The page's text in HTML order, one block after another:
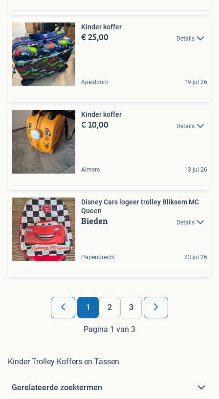
Kinder koffer
€ 25,00 Details
Apeldoorn 19 jul 26
Kinder koffer
€ 10,00 Details
Almere 13 jul 26
Disney Cars logeer trolley Bliksem MC
Queen
Bieden Details
Papendrecht 23 jul 26
1 2 3
Pagina 1 van 3
Kinder Trolley Koffers en Tassen
Gerelateerde zoektermen